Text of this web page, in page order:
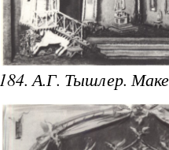
184. А.Г. Тышлер.